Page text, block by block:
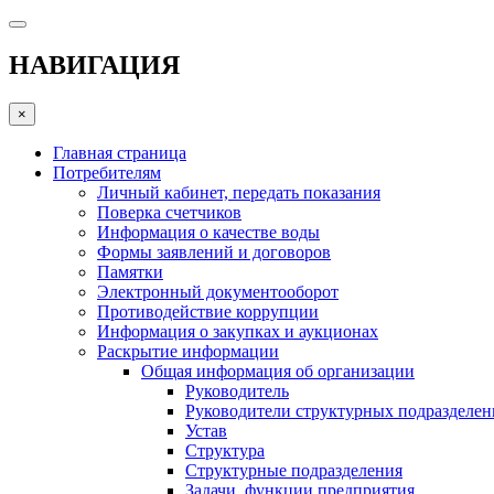
НАВИГАЦИЯ
×
Главная страница
Потребителям
Личный кабинет, передать показания
Поверка счетчиков
Информация о качестве воды
Формы заявлений и договоров
Памятки
Электронный документооборот
Противодействие коррупции
Информация о закупках и аукционах
Раскрытие информации
Общая информация об организации
Руководитель
Руководители структурных
Устав
Структура
Структурные подразделения
Задачи, функции предприятия